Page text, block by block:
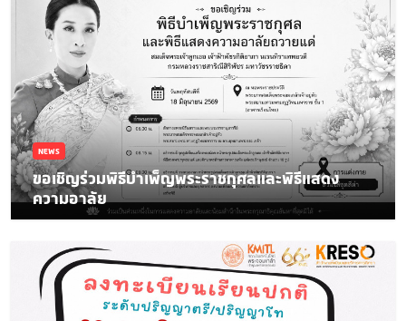
NEWS
ขอเชิญร่วมพิธีบำเพ็ญพระราชกุศลและพิธีแสดง
ความอาลัย